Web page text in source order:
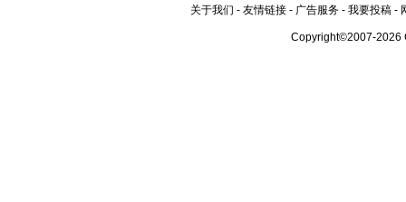
关于我们 - 友情链接 - 广告服务 - 我要投稿 -
Copyright©2007-2026